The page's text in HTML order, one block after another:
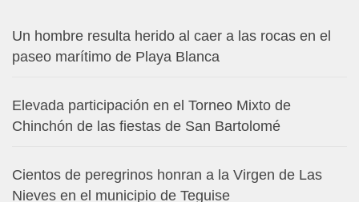
Un hombre resulta herido al caer a las rocas en el
paseo marítimo de Playa Blanca
Elevada participación en el Torneo Mixto de
Chinchón de las fiestas de San Bartolomé
Cientos de peregrinos honran a la Virgen de Las
Nieves en el municipio de Teguise